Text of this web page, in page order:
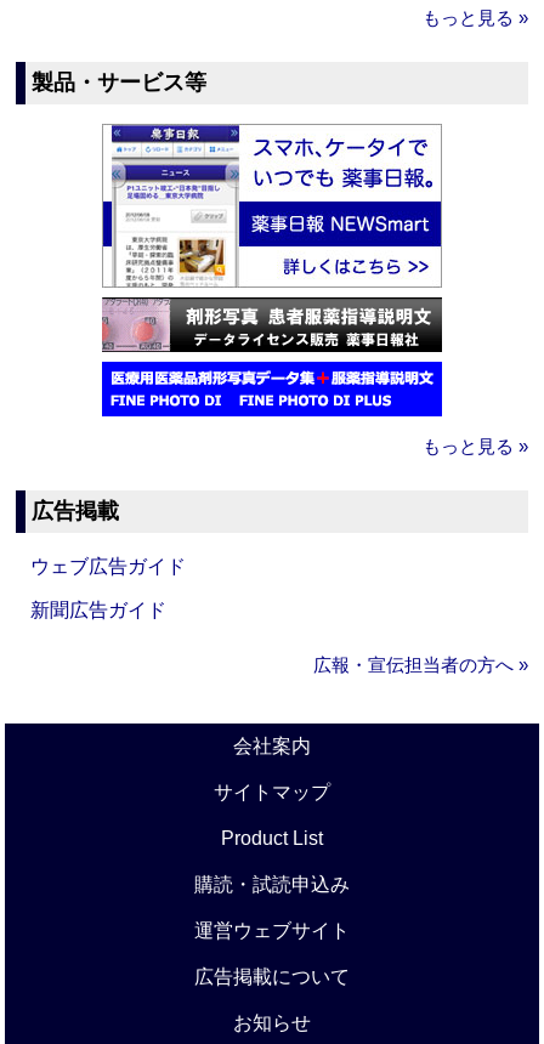
もっと見る »
製品・サービス等
もっと見る »
広告掲載
ウェブ広告ガイド
新聞広告ガイド
広報・宣伝担当者の方へ »
会社案内
サイトマップ
Product List
購読・試読申込み
運営ウェブサイト
広告掲載について
お知らせ